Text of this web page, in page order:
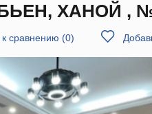
ХАНОЙ , №
к сравнению (0)